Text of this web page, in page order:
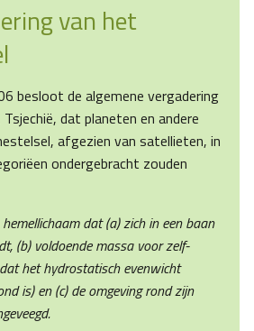
van het
besloot de algemene vergadering
dat planeten en andere
afgezien van satellieten, in
ondergebracht zouden
dat (a) zich in een baan
(b) voldoende massa voor zelf-
het hydrostatisch evenwicht
is) en (c) de omgeving rond zijn